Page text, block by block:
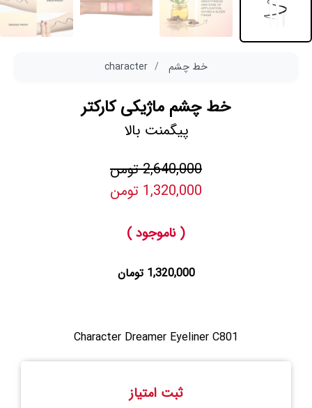
خط چشم character
خط چشم ماژیکی کارکتر
پیگمنت بالا
2,640,000 تومن
1,320,000 تومن
( ناموجود )
1,320,000 تومان
Character Dreamer Eyeliner C801
ثبت امتیاز